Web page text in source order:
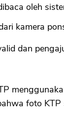
oleh
kamera
dan
foto